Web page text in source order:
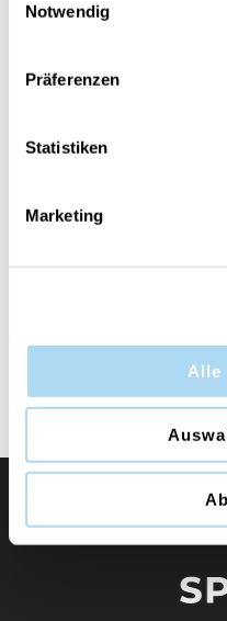
Notwendig
Präferenzen
Statistiken
Marketing
Alle
CHF 29.90